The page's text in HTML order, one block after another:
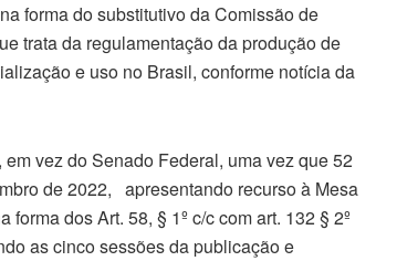
forma do substitutivo da Comissão de
trata da regulamentação da produção de
e uso no Brasil, conforme notícia da
vez do Senado Federal, uma vez que 52
de 2022, apresentando recurso à Mesa
dos Art. 58, § 1º c/c com art. 132 § 2º
as cinco sessões da publicação e